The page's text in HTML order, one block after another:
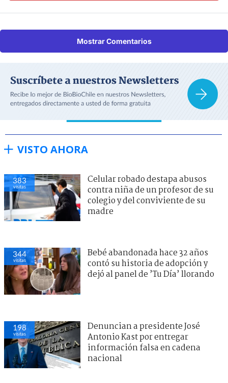
Mostrar Comentarios
VISTO AHORA
383
visitas
Celular robado destapa abusos
contra niña de un profesor de su
colegio y del conviviente de su
madre
344
visitas
Bebé abandonada hace 32 años
contó su historia de adopción y
dejó al panel de ’Tu Día’ llorando
198
visitas
Denuncian a presidente José
Antonio Kast por entregar
información falsa en cadena
nacional